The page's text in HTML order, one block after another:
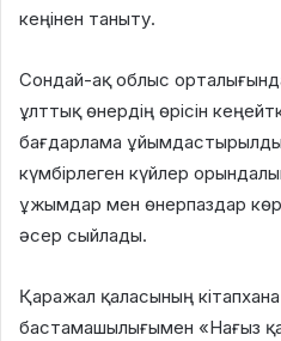
кеңінен таныту.
Сондай-ақ облыс
ұлттық өнердің өрісін
бағдарлама
күмбірлеген күйлер
ұжымдар мен өнерпаздар
әсер сыйлады.
Қаражал қаласының
бастамашылығымен «Нағыз